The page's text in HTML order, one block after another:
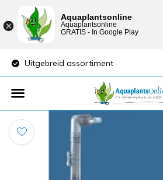
Uitgebreid assortiment
Aquaplantsonline
Aquaplantsonline
GRATIS - In Google Play